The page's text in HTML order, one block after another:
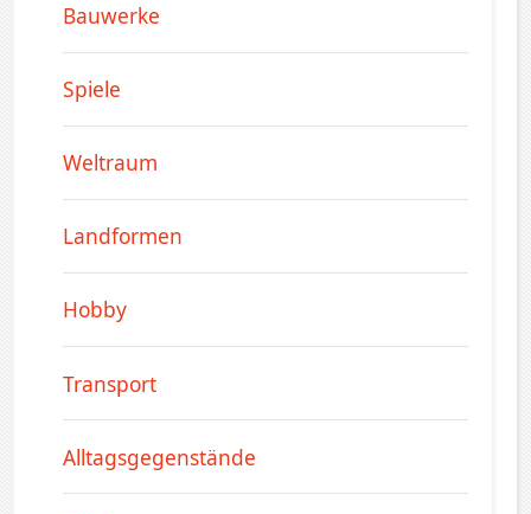
Bauwerke
Spiele
Weltraum
Landformen
Hobby
Transport
Alltagsgegenstände